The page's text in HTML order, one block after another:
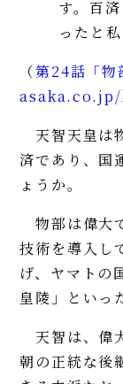
す。百
ったと
（第24話「
天智天皇は
済であり、国
ょうか。
物部は偉大
技術を導入し
げ、ヤマトの
皇陵」といっ
天智は、偉
朝の正統な後